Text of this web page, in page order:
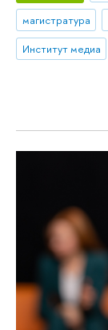
магистратура
Институт медиа